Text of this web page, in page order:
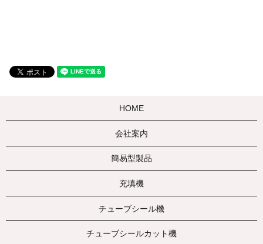
HOME
会社案内
簡易型製品
充填機
チューブシール機
チューブシールカット機